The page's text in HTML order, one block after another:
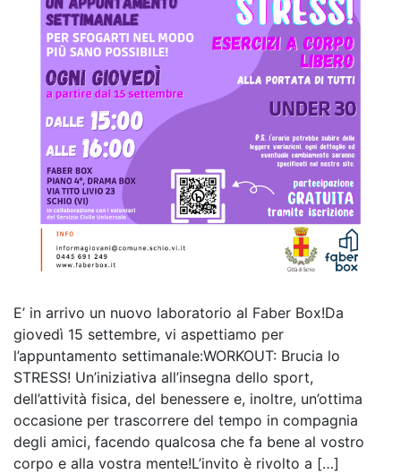
E’ in arrivo un nuovo laboratorio al Faber Box!Da
giovedì 15 settembre, vi aspettiamo per
l’appuntamento settimanale:WORKOUT: Brucia lo
STRESS! Un’iniziativa all’insegna dello sport,
dell’attività fisica, del benessere e, inoltre, un’ottima
occasione per trascorrere del tempo in compagnia
degli amici, facendo qualcosa che fa bene al vostro
corpo e alla vostra mente!L’invito è rivolto a […]